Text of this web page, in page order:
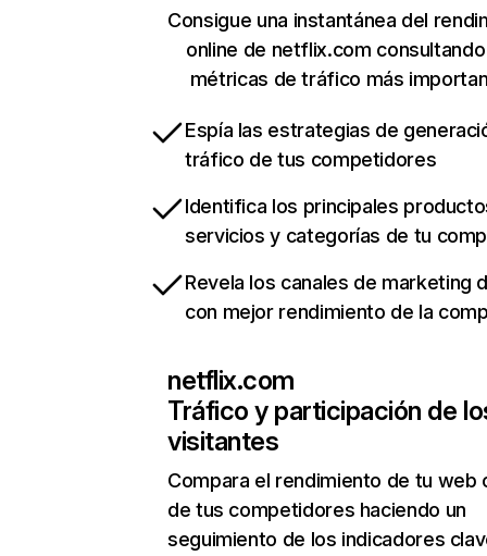
Consigue una instantánea del
online de netflix.com
métricas de tráfico más
Espía las estrategias de
tráfico de tus competidores
Identifica los principales
servicios y categorías de tu
Revela los canales de marketing
con mejor rendimiento de la
netflix.com
Tráfico y participación de
visitantes
Compara el rendimiento de tu web
de tus competidores haciendo un
seguimiento de los indicadores